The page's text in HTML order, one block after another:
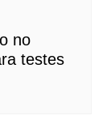
no
testes